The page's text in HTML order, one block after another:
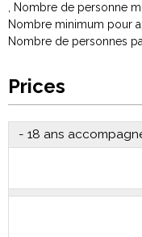
Nombre de personne
Nombre minimum pour
Nombre de personnes
Prices
- 18 ans